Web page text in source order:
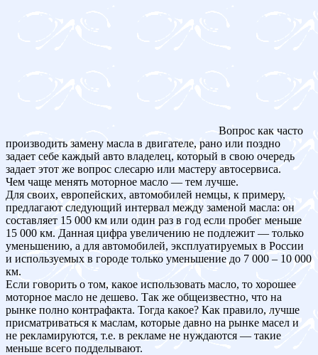
Вопрос как часто
производить замену масла в двигателе, рано или поздно
задает себе каждый авто владелец, который в свою очередь
задает этот же вопрос слесарю или мастеру автосервиса.
Чем чаще менять моторное масло — тем лучше.
Для своих, европейских, автомобилей немцы, к примеру,
предлагают следующий интервал между заменой масла: он
составляет 15 000 км или один раз в год если пробег меньше
15 000 км. Данная цифра увеличению не подлежит — только
уменьшению, а для автомобилей, эксплуатируемых в России
и используемых в городе только уменьшение до 7 000 – 10 000
км.
Если говорить о том, какое использовать масло, то хорошее
моторное масло не дешево. Так же общеизвестно, что на
рынке полно контрафакта. Тогда какое? Как правило, лучше
присматриваться к маслам, которые давно на рынке масел и
не рекламируются, т.е. в рекламе не нуждаются — такие
меньше всего подделывают.